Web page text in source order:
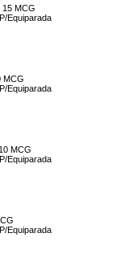
15 MCG
Equiparada
MCG
Equiparada
MCG
Equiparada
Equiparada